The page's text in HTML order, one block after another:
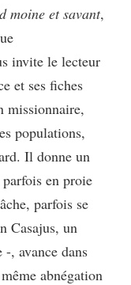
moine et savant,
invite le lecteur
et ses fiches
missionnaire,
populations,
Il donne un
en proie
parfois se
Casajus, un
-, avance dans
abnégation